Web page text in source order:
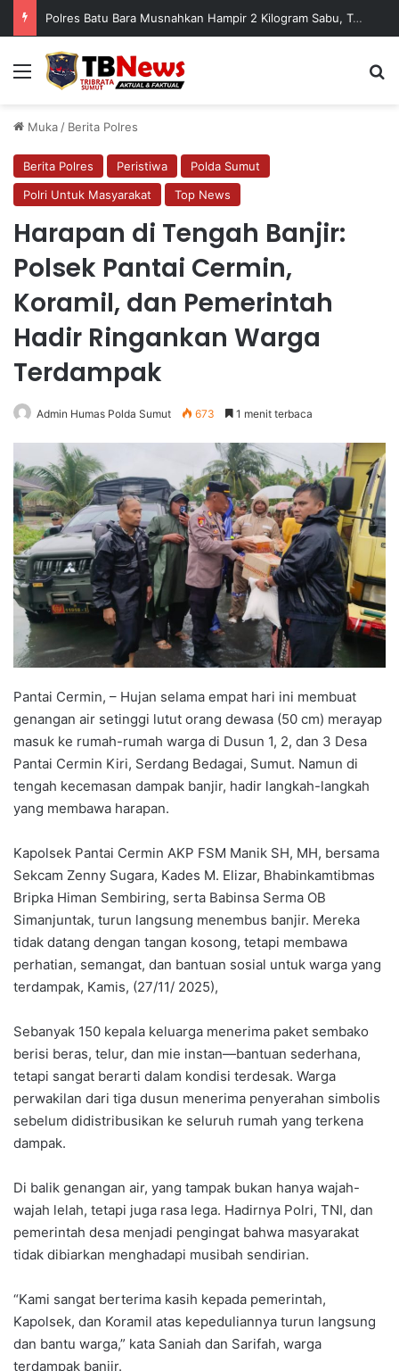
Polres Batu Bara Musnahkan Hampir 2 Kilogram Sabu, Tegaskan Komitmen Berantas Peredaran Narkotika
Menu
Muka / Berita Polres
Berita Polres Peristiwa
Polda Sumut
Polri Untuk Masyarakat
Top News
Harapan di Tengah Banjir:
Polsek Pantai Cermin,
Koramil, dan Pemerintah
Hadir Ringankan Warga
Terdampak
Admin Humas Polda Sumut 673 1 menit terbaca
Pantai Cermin, – Hujan selama empat hari ini membuat
genangan air setinggi lutut orang dewasa (50 cm) merayap
masuk ke rumah-rumah warga di Dusun 1, 2, dan 3 Desa
Pantai Cermin Kiri, Serdang Bedagai, Sumut. Namun di
tengah kecemasan dampak banjir, hadir langkah-langkah
yang membawa harapan.
Kapolsek Pantai Cermin AKP FSM Manik SH, MH, bersama
Sekcam Zenny Sugara, Kades M. Elizar, Bhabinkamtibmas
Bripka Himan Sembiring, serta Babinsa Serma OB
Simanjuntak, turun langsung menembus banjir. Mereka
tidak datang dengan tangan kosong, tetapi membawa
perhatian, semangat, dan bantuan sosial untuk warga yang
terdampak, Kamis, (27/11/ 2025),
Sebanyak 150 kepala keluarga menerima paket sembako
berisi beras, telur, dan mie instan—bantuan sederhana,
tetapi sangat berarti dalam kondisi terdesak. Warga
perwakilan dari tiga dusun menerima penyerahan simbolis
sebelum didistribusikan ke seluruh rumah yang terkena
dampak.
Di balik genangan air, yang tampak bukan hanya wajah-
wajah lelah, tetapi juga rasa lega. Hadirnya Polri, TNI, dan
pemerintah desa menjadi pengingat bahwa masyarakat
tidak dibiarkan menghadapi musibah sendirian.
“Kami sangat berterima kasih kepada pemerintah,
Kapolsek, dan Koramil atas kepeduliannya turun langsung
dan bantu warga,” kata Saniah dan Sarifah, warga
terdampak banjir.